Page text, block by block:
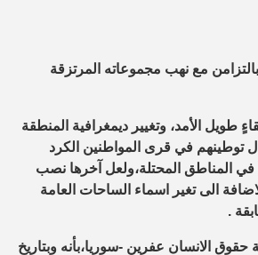
مع نهب مجموعاته المرتزقة
الأمد، وتغيير ديمغرافية المنطقة
توطينهم في قرى المواطنين الكرد
في المناطق المحتلة،ولعل آخرها نصب
الى تغير اسماء الساحات العامة
.
الانسان عفرين -سوريا،بأنه وبتاريخ